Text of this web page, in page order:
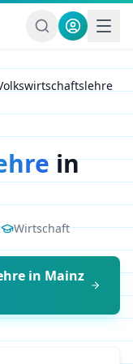
in
Wirtschaft
in Mainz